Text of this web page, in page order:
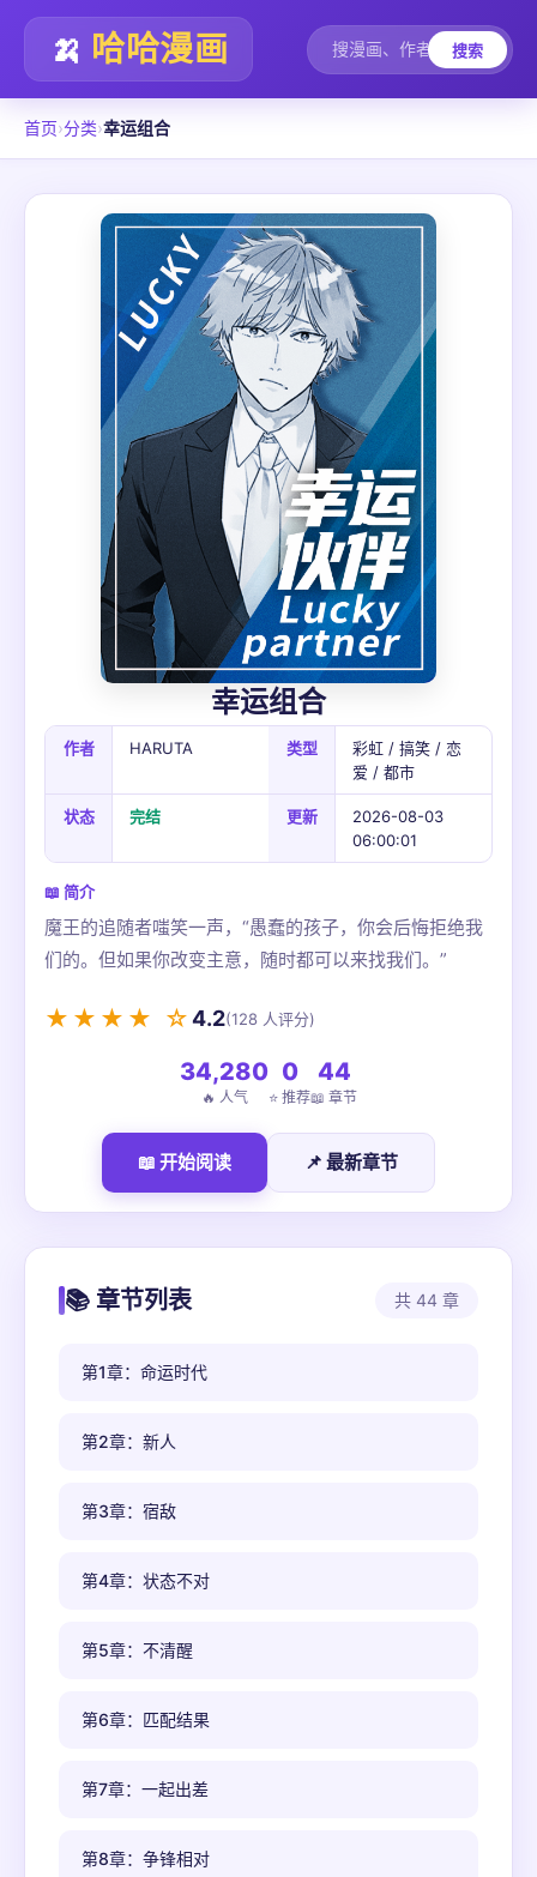
🍌 哈哈漫画 搜索
首页›分类›幸运组合
幸运组合
作者 HARUTA 类型
彩虹 / 搞笑 / 恋
爱 / 都市
状态 完结 更新
2026-08-03
06:00:01
📖 简介
魔王的追随者嗤笑一声，“愚蠢的孩子，你会后悔拒绝我
们的。但如果你改变主意，随时都可以来找我们。”
★★★★ ☆4.2(128 人评分)
34,280
🔥 人气
0
⭐ 推荐
44
📖 章节
📖 开始阅读 📌 最新章节
📚 章节列表 共 44 章
第1章：命运时代
第2章：新人
第3章：宿敌
第4章：状态不对
第5章：不清醒
第6章：匹配结果
第7章：一起出差
第8章：争锋相对